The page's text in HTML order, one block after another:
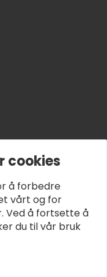
cookies
å forbedre
vårt og for
Ved å fortsette å
du til vår bruk